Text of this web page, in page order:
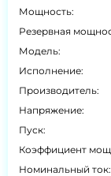
Мощность:
Резервная
Модель:
Исполнение:
Производитель:
Напряжение:
Пуск:
Коэффициент
Номинальный ток: